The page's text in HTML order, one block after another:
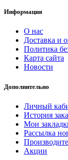
Информация
О нас
Доставка и
Политика
Карта сайта
Новости
Дополнительно
Личный
История
Мои
Рассылка
Акции